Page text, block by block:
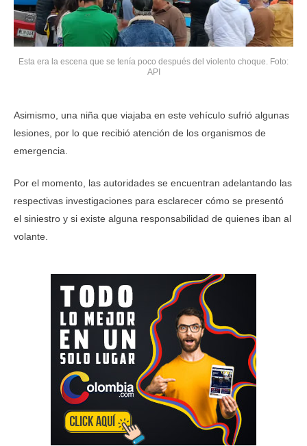
Esta era la escena que se tenía poco después del violento choque. Foto:
API
Asimismo, una niña que viajaba en este vehículo sufrió algunas
lesiones, por lo que recibió atención de los organismos de
emergencia.
Por el momento, las autoridades se encuentran adelantando las
respectivas investigaciones para esclarecer cómo se presentó
el siniestro y si existe alguna responsabilidad de quienes iban al
volante.